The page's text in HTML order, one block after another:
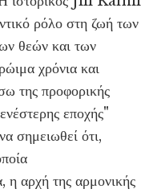
ρόλο στη ζωή των
θεών και των
χρόνια και
της προφορικής
εποχής"
σημειωθεί ότι,
η αρχή της αρμονικής